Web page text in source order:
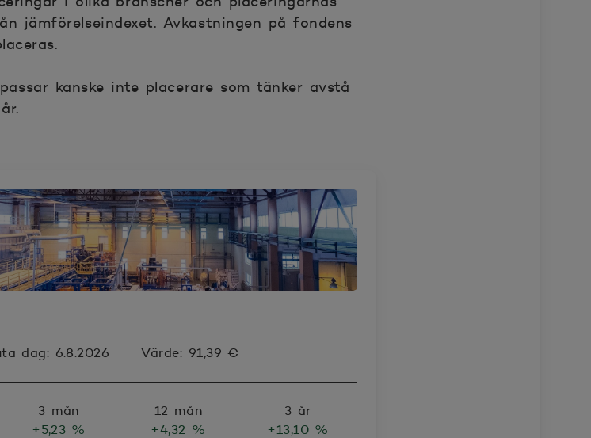
jämförelseindexet. Avkastningen på fondens
kanske inte placerare som tänker avstå
dag: 6.8.2026 Värde: 91,39 €
3 mån
+5,23 %
12 mån
+4,32 %
3 år
+13,10 %